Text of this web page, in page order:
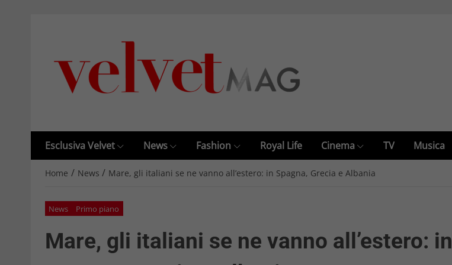
Esclusiva Velvet News Fashion Royal Life Cinema TV Musica
Home / News / Mare, gli italiani se ne vanno all’estero: in Spagna, Grecia e Albania
News Primo piano
Mare, gli italiani se ne vanno all’estero: in